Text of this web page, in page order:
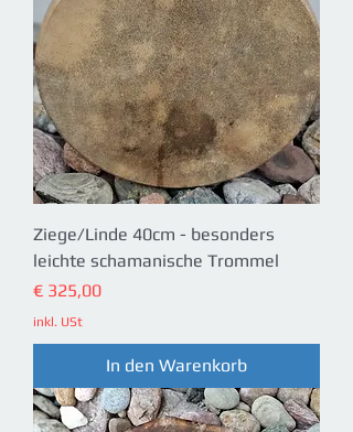
Ziege/Linde 40cm - besonders
leichte schamanische Trommel
Preis
€ 325,00
inkl. USt
In den Warenkorb